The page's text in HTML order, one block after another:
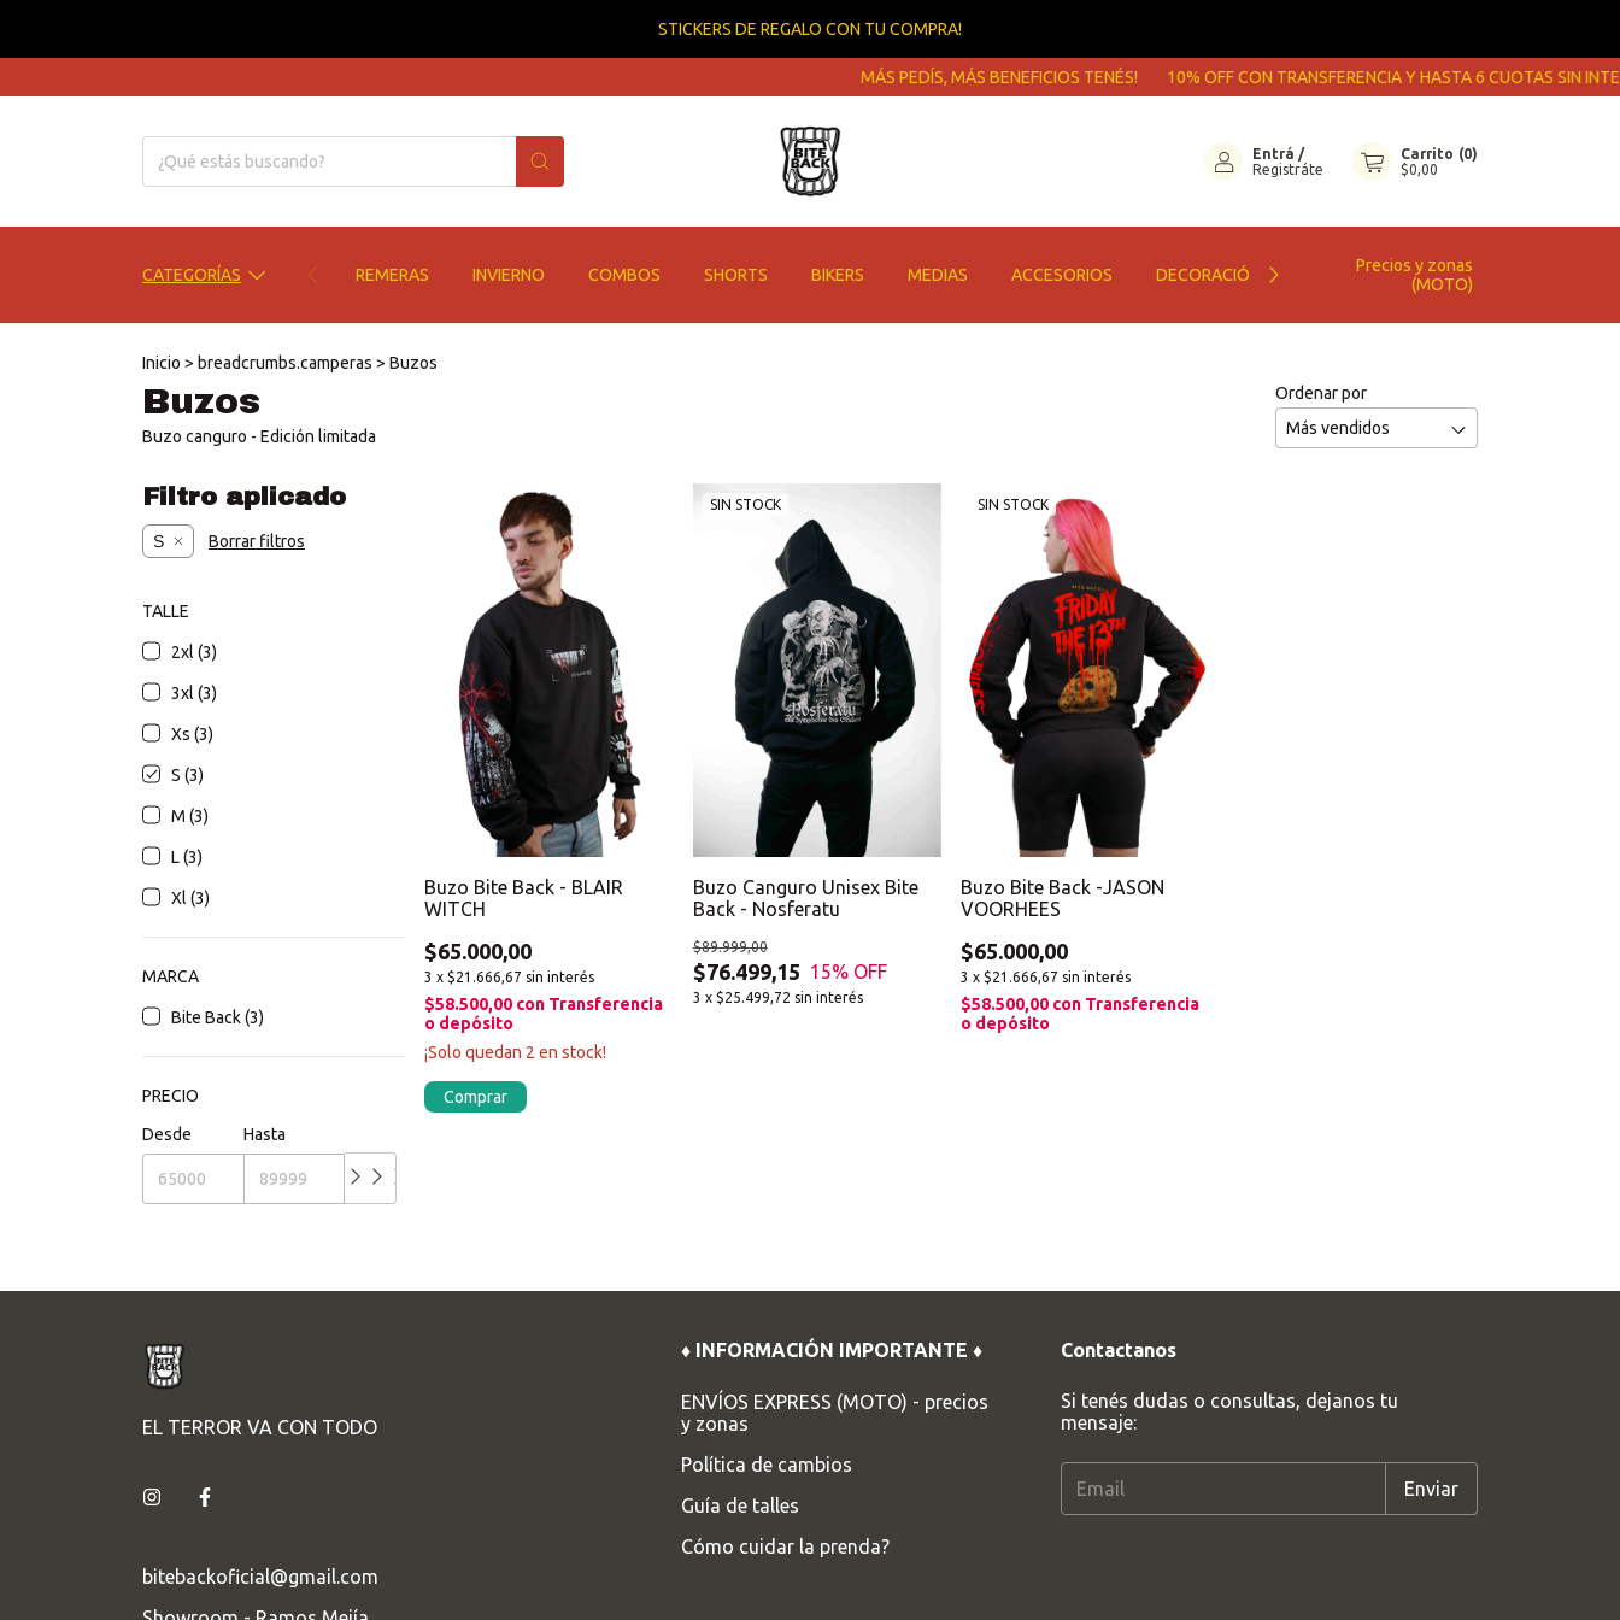
STICKERS DE REGALO CON TU COMPRA!
MÁS PEDÍS, MÁS BENEFICIOS TENÉS! 10% OFF CON TRANSFERENCIA Y HASTA 6 CUOTAS SIN
Entrá /
Registráte
Carrito (0)
$0,00
CATEGORÍAS REMERAS INVIERNO COMBOS SHORTS BIKERS MEDIAS ACCESORIOS DECORACIÓN GIFT CARDS ENVÍOS EXPRESS
Precios y zonas
(MOTO)
Inicio > breadcrumbs.camperas > Buzos
Buzos
Buzo canguro - Edición limitada
Ordenar por
Filtro aplicado
S Borrar filtros
TALLE
2xl (3)
3xl (3)
Xs (3)
S (3)
M (3)
L (3)
Xl (3)
MARCA
Bite Back (3)
PRECIO
Desde
Hasta
Buzo Bite Back - BLAIR
WITCH
$65.000,00
3 x$21.666,67 sin interés
$58.500,00 con Transferencia
o depósito
¡Solo quedan 2 en stock!
Comprar
SIN STOCK
Buzo Canguro Unisex Bite
Back - Nosferatu
$76.499,15
$89.999,00
15% OFF
3 x $25.499,72 sin interés
SIN STOCK
Buzo Bite Back -JASON
VOORHEES
$65.000,00
3 x$21.666,67 sin interés
$58.500,00 con Transferencia
o depósito
EL TERROR VA CON TODO
bitebackoficial@gmail.com
♦ INFORMACIÓN IMPORTANTE ♦
ENVÍOS EXPRESS (MOTO) - precios
y zonas
Política de cambios
Guía de talles
Cómo cuidar la prenda?
Contactanos
Si tenés dudas o consultas, dejanos tu
mensaje: